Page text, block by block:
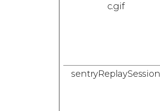
c.gif
sentryReplaySession